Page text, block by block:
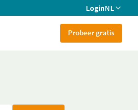
LoginNL
Probeer gratis